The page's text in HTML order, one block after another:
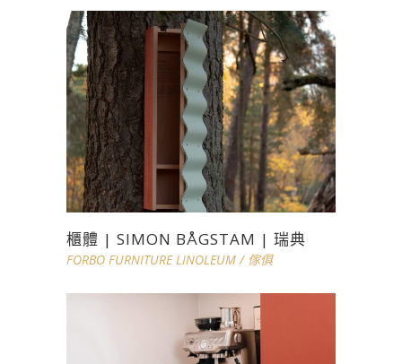
櫃體 | SIMON BÅGSTAM | 瑞典
FORBO FURNITURE LINOLEUM/ 傢俱